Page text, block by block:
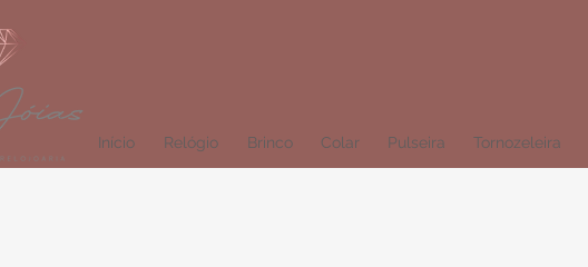
Início Relógio Brinco Colar Pulseira Tornozeleira